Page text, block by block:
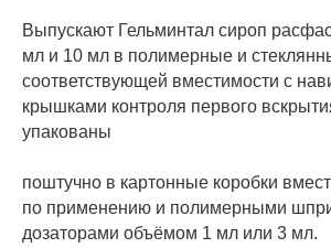
Выпускают Гельминтал сироп
мл и 10 мл в полимерные и
соответствующей вместимости с
крышками контроля первого
упакованы
поштучно в картонные коробки
по применению и полимерными
дозаторами объёмом 1 мл или 3 мл.